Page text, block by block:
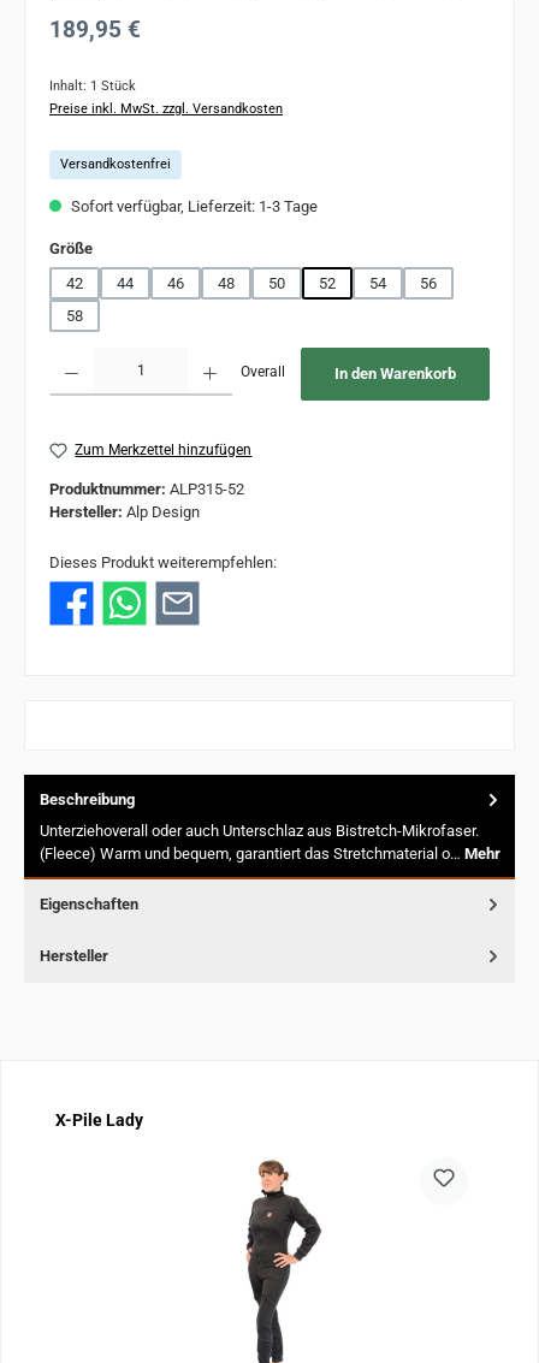
Regulärer Preis:
189,95 €
Inhalt: 1 Stück
Preise inkl. MwSt. zzgl. Versandkosten
Versandkostenfrei
Sofort verfügbar, Lieferzeit: 1-3 Tage
Größeauswählen
42
44 46 48 50 52 54
56
58
Overall In den Warenkorb
Zum Merkzettel hinzufügen
Produktnummer: ALP315-52
Hersteller: Alp Design
Dieses Produkt weiterempfehlen:
Beschreibung
Unterziehoverall oder auch Unterschlaz aus Bistretch-Mikrofaser.
(Fleece) Warm und bequem, garantiert das Stretchmaterial o… Mehr
Eigenschaften
Hersteller
Produktgalerie überspringen
X-Pile Lady